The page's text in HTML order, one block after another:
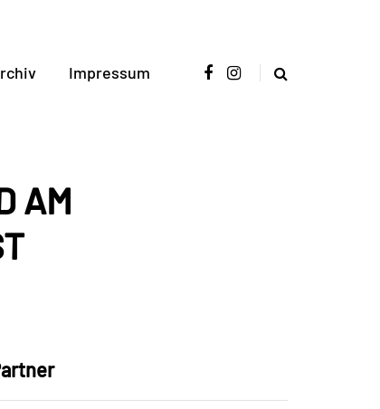
Impressum
AM